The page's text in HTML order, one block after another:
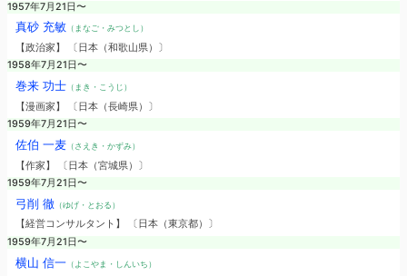
1957年7月21日〜
真砂 充敏（まなご・みつとし）
【政治家】 〔日本（和歌山県）〕
1958年7月21日〜
巻来 功士（まき・こうじ）
【漫画家】 〔日本（長崎県）〕
1959年7月21日〜
佐伯 一麦（さえき・かずみ）
【作家】 〔日本（宮城県）〕
1959年7月21日〜
弓削 徹（ゆげ・とおる）
【経営コンサルタント】 〔日本（東京都）〕
1959年7月21日〜
横山 信一（よこやま・しんいち）